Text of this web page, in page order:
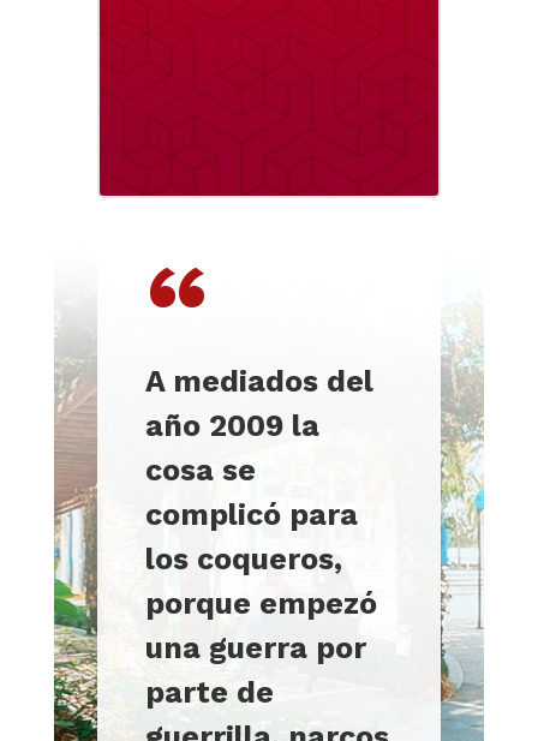
“
A mediados del
año 2009 la
cosa se
complicó para
los coqueros,
porque empezó
una guerra por
parte de